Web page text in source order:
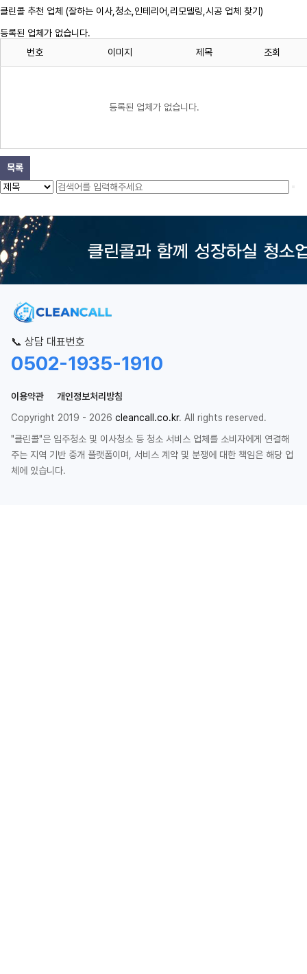
클린콜 추천 업체 (잘하는 이사, 청소 ,인테리어,리모델링,시공 업체 찾기)
등록된 업체가 없습니다.
번호
이미지 제목 조회
등록된 업체가 없습니다.
목록
📞 상담 대표번호
0502-1935-1910
이용약관
개인정보처리방침
Copyright 2019 - 2026 cleancall.co.kr. All rights reserved.
"클린콜"은 입주청소 및 이사청소 등 청소 서비스 업체를 소비자에게 연결해
주는 지역 기반 중개 플랫폼이며, 서비스 계약 및 분쟁에 대한 책임은 해당 업
체에 있습니다.